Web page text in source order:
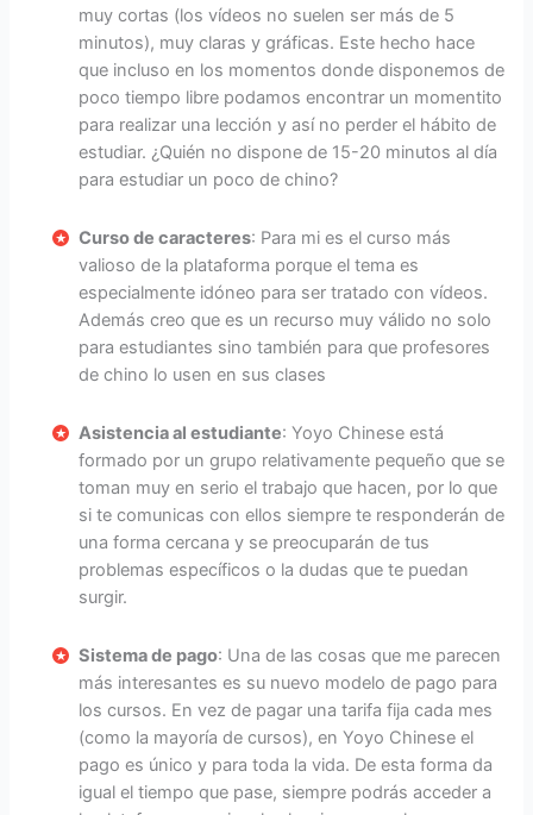
muy cortas (los vídeos no suelen ser más de 5
minutos), muy claras y gráficas. Este hecho hace
que incluso en los momentos donde disponemos de
poco tiempo libre podamos encontrar un momentito
para realizar una lección y así no perder el hábito de
estudiar. ¿Quién no dispone de 15-20 minutos al día
para estudiar un poco de chino?
Curso de caracteres: Para mi es el curso más
valioso de la plataforma porque el tema es
especialmente idóneo para ser tratado con vídeos.
Además creo que es un recurso muy válido no solo
para estudiantes sino también para que profesores
de chino lo usen en sus clases
Asistencia al estudiante: Yoyo Chinese está
formado por un grupo relativamente pequeño que se
toman muy en serio el trabajo que hacen, por lo que
si te comunicas con ellos siempre te responderán de
una forma cercana y se preocuparán de tus
problemas específicos o la dudas que te puedan
surgir.
Sistema de pago: Una de las cosas que me parecen
más interesantes es su nuevo modelo de pago para
los cursos. En vez de pagar una tarifa fija cada mes
(como la mayoría de cursos), en Yoyo Chinese el
pago es único y para toda la vida. De esta forma da
igual el tiempo que pase, siempre podrás acceder a